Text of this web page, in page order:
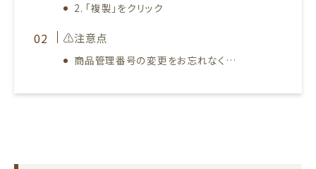
2. 「複製」をクリック
⚠注意点
商品管理番号の変更をお忘れなく…